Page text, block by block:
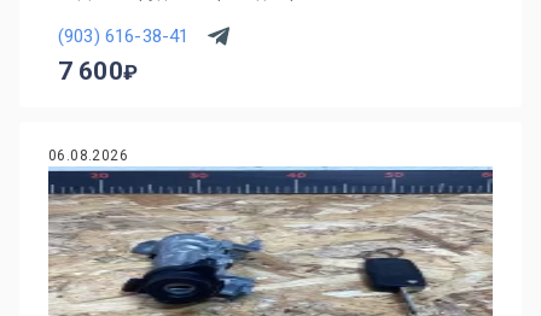
(903) 616-38-41
7 600
06.08.2026